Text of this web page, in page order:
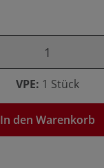
VPE: 1 Stück
In den Warenkorb